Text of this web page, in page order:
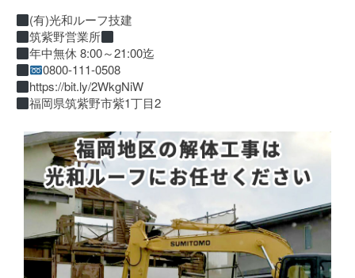
(有)光和ルーフ技建
筑紫野営業所
年中無休 8:00～21:00迄
0800-111-0508
https://bit.ly/2WkgNiW
福岡県筑紫野市紫1丁目2